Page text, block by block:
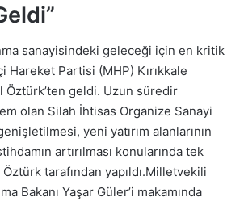
sanayisindeki geleceği için en kritik
Hareket Partisi (MHP) Kırıkkale
Öztürk’ten geldi. Uzun süredir
olan Silah İhtisas Organize Sanayi
yeni yatırım alanlarının
artırılması konularında tek
tarafından yapıldı.Milletvekili
Bakanı Yaşar Güler’i makamında